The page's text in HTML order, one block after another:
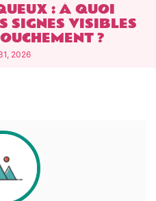
: À QUOI
SIGNES VISIBLES
?
2026